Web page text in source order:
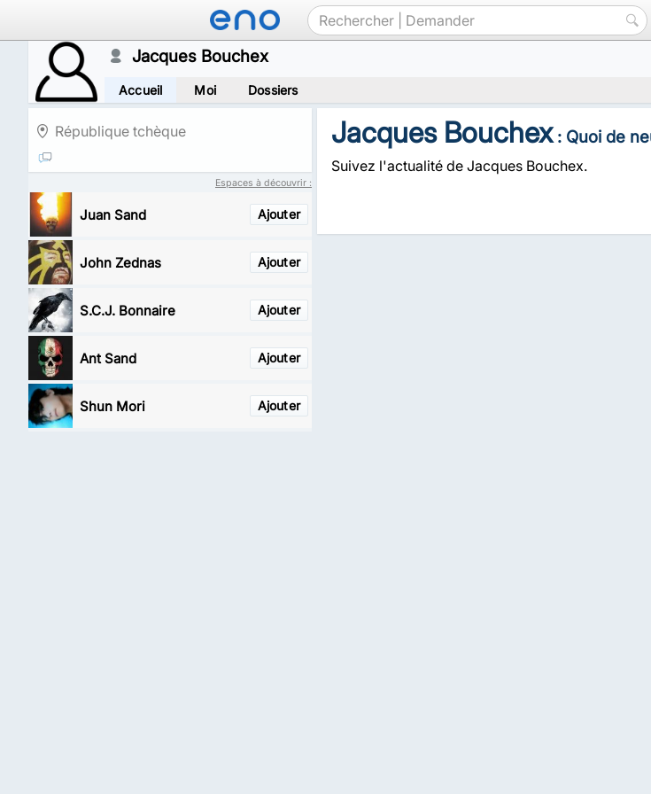
Jacques Bouchex
Accueil Moi Dossiers
République tchèque
Espaces à découvrir :
Ajouter
Juan Sand
Ajouter
John Zednas
Ajouter
S.C.J. Bonnaire
Ajouter
Ant Sand
Ajouter
Shun Mori
Jacques Bouchex: Quoi de
Suivez l'actualité de Jacques Bouchex.